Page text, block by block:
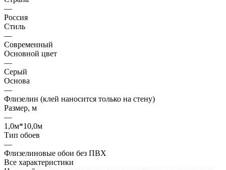
—
Россия
Стиль
—
Современный
Основной цвет
—
Серый
Основа
—
Флизелин (клей наносится только на стену)
Размер, м
—
1,0м*10,0м
Тип обоев
—
Флизелиновые обои без ПВХ
Все характеристики